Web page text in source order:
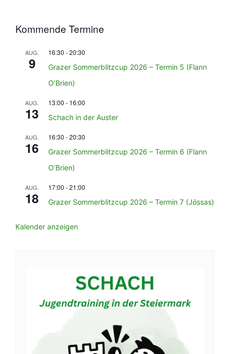
Kommende Termine
AUG.
9
16:30 -20:30
Grazer Sommerblitzcup 2026 – Termin 5 (Flann
O’Brien)
AUG.
13
13:00 - 16:00
Schach in der Auster
AUG.
16
16:30 -20:30
Grazer Sommerblitzcup 2026 – Termin 6 (Flann
O’Brien)
AUG.
18
17:00 -21:00
Grazer Sommerblitzcup 2026 – Termin 7 (Jössas)
Kalender anzeigen